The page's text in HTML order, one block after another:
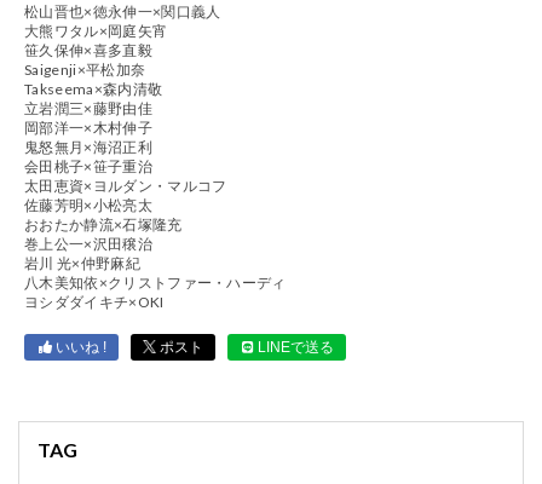
松山晋也×徳永伸一×関口義人
大熊ワタル×岡庭矢宵
笹久保伸×喜多直毅
Saigenji×平松加奈
Takseema×森内清敬
立岩潤三×藤野由佳
岡部洋一×木村伸子
鬼怒無月×海沼正利
会田桃子×笹子重治
太田恵資×ヨルダン・マルコフ
佐藤芳明×小松亮太
おおたか静流×石塚隆充
巻上公一×沢田穣治
岩川 光×仲野麻紀
八木美知依×クリストファー・ハーディ
ヨシダダイキチ×OKI
いいね ! ポスト LINEで送る
TAG